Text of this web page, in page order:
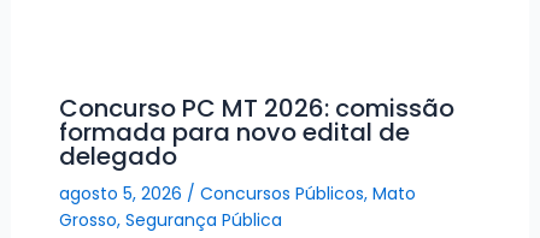
Concurso PC MT 2026: comissão
formada para novo edital de
delegado
agosto 5, 2026 / Concursos Públicos, Mato
Grosso, Segurança Pública